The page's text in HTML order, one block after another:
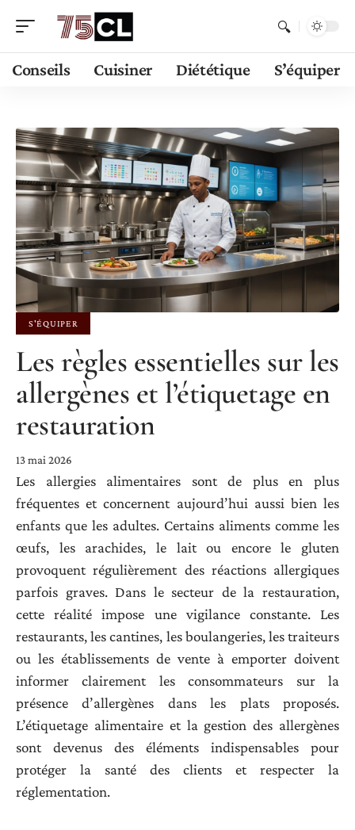
Conseils Cuisiner Diététique S’équiper
S'ÉQUIPER
Les règles essentielles sur les
allergènes et l’étiquetage en
restauration
13 mai 2026
Les allergies alimentaires sont de plus en plus
fréquentes et concernent aujourd’hui aussi bien les
enfants que les adultes. Certains aliments comme les
œufs, les arachides, le lait ou encore le gluten
provoquent régulièrement des réactions allergiques
parfois graves. Dans le secteur de la restauration,
cette réalité impose une vigilance constante. Les
restaurants, les cantines, les boulangeries, les traiteurs
ou les établissements de vente à emporter doivent
informer clairement les consommateurs sur la
présence d’allergènes dans les plats proposés.
L’étiquetage alimentaire et la gestion des allergènes
sont devenus des éléments indispensables pour
protéger la santé des clients et respecter la
réglementation.